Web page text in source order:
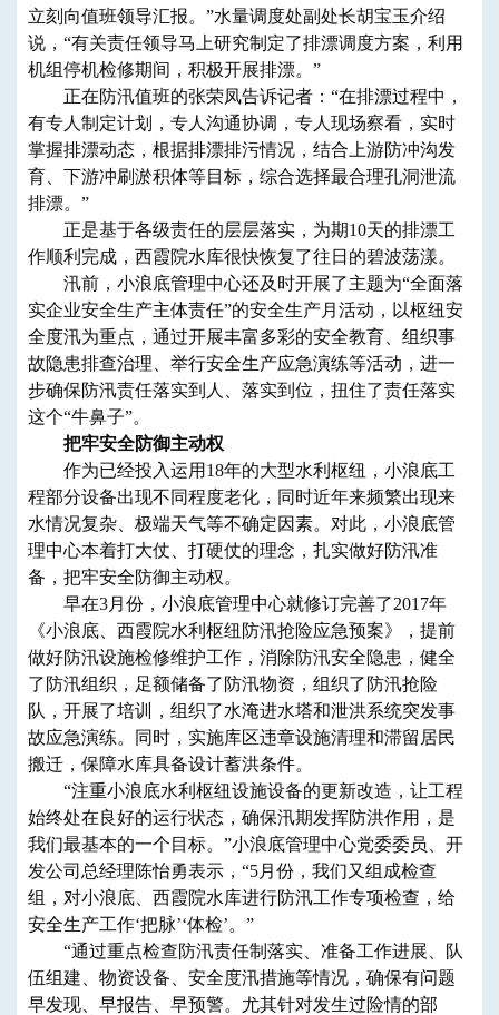
立刻向值班领导汇报。”水量调度处副处长胡宝玉介绍
说，“有关责任领导马上研究制定了排漂调度方案，利用
机组停机检修期间，积极开展排漂。”
正在防汛值班的张荣凤告诉记者：“在排漂过程中，
有专人制定计划，专人沟通协调，专人现场察看，实时
掌握排漂动态，根据排漂排污情况，结合上游防冲沟发
育、下游冲刷淤积体等目标，综合选择最合理孔洞泄流
排漂。”
正是基于各级责任的层层落实，为期10天的排漂工
作顺利完成，西霞院水库很快恢复了往日的碧波荡漾。
汛前，小浪底管理中心还及时开展了主题为“全面落
实企业安全生产主体责任”的安全生产月活动，以枢纽安
全度汛为重点，通过开展丰富多彩的安全教育、组织事
故隐患排查治理、举行安全生产应急演练等活动，进一
步确保防汛责任落实到人、落实到位，扭住了责任落实
这个“牛鼻子”。
把牢安全防御主动权
作为已经投入运用18年的大型水利枢纽，小浪底工
程部分设备出现不同程度老化，同时近年来频繁出现来
水情况复杂、极端天气等不确定因素。对此，小浪底管
理中心本着打大仗、打硬仗的理念，扎实做好防汛准
备，把牢安全防御主动权。
早在3月份，小浪底管理中心就修订完善了2017年
《小浪底、西霞院水利枢纽防汛抢险应急预案》，提前
做好防汛设施检修维护工作，消除防汛安全隐患，健全
了防汛组织，足额储备了防汛物资，组织了防汛抢险
队，开展了培训，组织了水淹进水塔和泄洪系统突发事
故应急演练。同时，实施库区违章设施清理和滞留居民
搬迁，保障水库具备设计蓄洪条件。
“注重小浪底水利枢纽设施设备的更新改造，让工程
始终处在良好的运行状态，确保汛期发挥防洪作用，是
我们最基本的一个目标。”小浪底管理中心党委委员、开
发公司总经理陈怡勇表示，“5月份，我们又组成检查
组，对小浪底、西霞院水库进行防汛工作专项检查，给
安全生产工作‘把脉’‘体检’。”
“通过重点检查防汛责任制落实、准备工作进展、队
伍组建、物资设备、安全度汛措施等情况，确保有问题
早发现、早报告、早预警。尤其针对发生过险情的部